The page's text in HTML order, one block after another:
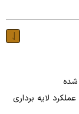
لایه برداری